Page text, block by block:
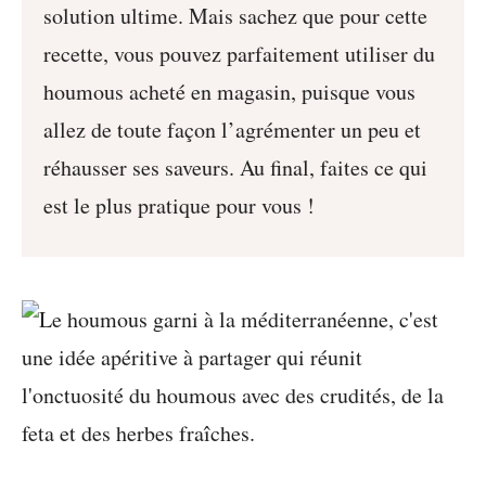
solution ultime. Mais sachez que pour cette
recette, vous pouvez parfaitement utiliser du
houmous acheté en magasin, puisque vous
allez de toute façon l’agrémenter un peu et
réhausser ses saveurs. Au final, faites ce qui
est le plus pratique pour vous !